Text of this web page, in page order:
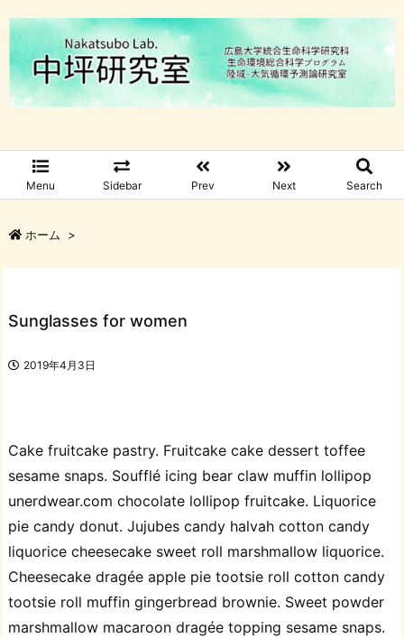
Menu Sidebar Prev Next Search
ホーム >
Sunglasses for women
2019年4月3日
Cake fruitcake pastry. Fruitcake cake dessert toffee
sesame snaps. Soufflé icing bear claw muffin lollipop
unerdwear.com chocolate lollipop fruitcake. Liquorice
pie candy donut. Jujubes candy halvah cotton candy
liquorice cheesecake sweet roll marshmallow liquorice.
Cheesecake dragée apple pie tootsie roll cotton candy
tootsie roll muffin gingerbread brownie. Sweet powder
marshmallow macaroon dragée topping sesame snaps.